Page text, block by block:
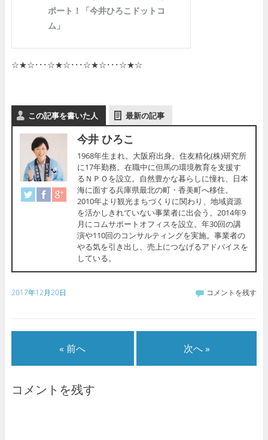
☆★☆･･･☆★☆･･･☆★☆･･･☆★☆
この記事を書いた人 最新の記事
今井 ひろこ
1968年生まれ。大阪府出身。住友精化(株)研究所
に17年勤務。在職中に但馬の環境教育を支援す
るＮＰＯを設立。自然豊かな暮らしに憧れ、日本
海に面する兵庫県最北の町・香美町へ移住。
2010年より観光まちづくりに関わり、地域資源
を活かしきれていない事業者に出会う。2014年9
月にコムサポートオフィスを設立。年30回の講
演や110回のコンサルティングを実施。事業者の
やる気を引き出し、売上につなげるアドバイスを
している。
2017年12月20日 コメントを残す
« 前へ 次へ »
コメントを残す